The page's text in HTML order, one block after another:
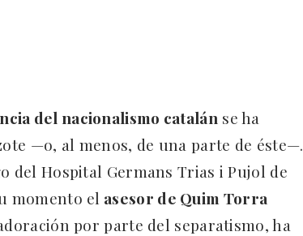
del nacionalismo catalán se ha
—o, al menos, de una parte de éste—.
del Hospital Germans Trias i Pujol de
momento el asesor de Quim Torra
por parte del separatismo, ha